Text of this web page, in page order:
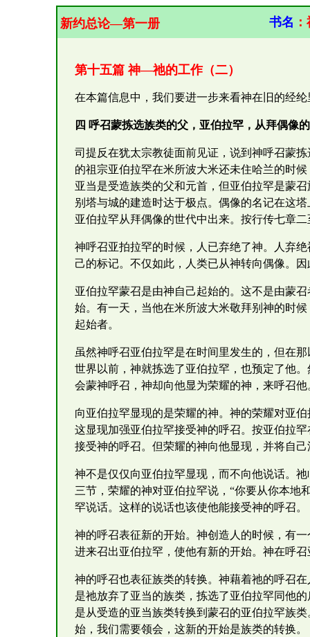
新约总论—第一册 书名 ：
第十五篇 神—祂的工作（二）
在本篇信息中，我们要进一步来看神在旧的经
四 呼召蒙拣选族类的父，亚伯拉罕，从拜偶像
司提反在犹太宗教徒面前见证，说到神呼召蒙
的祖宗亚伯拉罕在米所波大米还未住哈兰的时
亚当是受造族类的父和元首，但亚伯拉罕是蒙
别塔与城的建造时达于极点。偶像的名记在这
亚伯拉罕从拜偶像的世代中出来。按行传七章
神呼召亚拍拉罕的时候，人已弃绝了神。人弃
己的标记。不仅如此，人类已从神转向偶像。
亚伯拉罕蒙召是由神自己起始的。这不是由蒙
始。有一天，当他在米所波大米敬拜别神的时
起始者。
虽然神呼召亚伯拉罕是在时间里发生的，但在
世界以前，神就拣选了亚伯拉罕，也预定了他
会蒙神呼召，神却向他显为荣耀的神，来呼召他
向亚伯拉罕显现的是荣耀的神。神的荣耀对亚
这显现加强亚伯拉罕接受神的呼召。按亚伯拉
接受神的呼召。但荣耀的神向他显现，并将自
神不是仅仅向亚伯拉罕显现，而不向他说话。
三节，荣耀的神对亚伯拉罕说，“你要从你本地
罕说话。这样的说话也该使他能接受神的呼召。
神的呼召表征新的开始。神创造人的时候，有
进来召出亚伯拉罕，使他有新的开始。神在呼
神的呼召也表征族类的转换。神藉着祂的呼召
是祂放弃了亚当的族类，拣选了亚伯拉罕同他
是从受造的亚当族类转换到蒙召的亚伯拉罕族
始，我们需要领会，这新的开始是族类的转换。